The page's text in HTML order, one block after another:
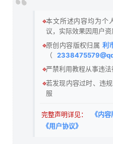
🔹本文所述内容均为个
议，实际效果因用户资
🔹原创内容版权归属 利
（
🔹严禁利用教程从事违法
🔹若发现内容过时、违
服
完整声明详见：
《内
《用户协议》